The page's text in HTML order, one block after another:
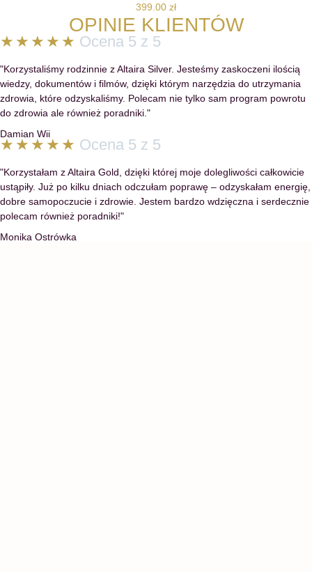
399.00 zł
OPINIE KLIENTÓW
★ ★ ★ ★ ★ Ocena 5 z 5
"Korzystaliśmy rodzinnie z Altaira Silver. Jesteśmy zaskoczeni ilością
wiedzy, dokumentów i filmów, dzięki którym narzędzia do utrzymania
zdrowia, które odzyskaliśmy. Polecam nie tylko sam program powrotu
do zdrowia ale również poradniki."
Damian Wii
★ ★ ★ ★ ★ Ocena 5 z 5
"Korzystałam z Altaira Gold, dzięki której moje dolegliwości całkowicie
ustąpiły. Już po kilku dniach odczułam poprawę – odzyskałam energię,
dobre samopoczucie i zdrowie. Jestem bardzo wdzięczna i serdecznie
polecam również poradniki!"
Monika Ostrówka